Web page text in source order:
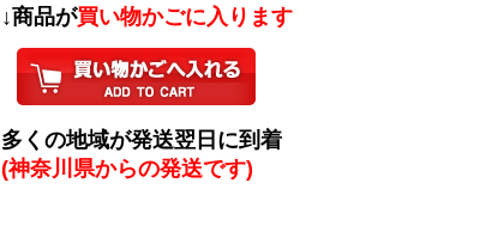
↓商品が買い物かごに入ります
多くの地域が発送翌日に到着
(神奈川県からの発送です)